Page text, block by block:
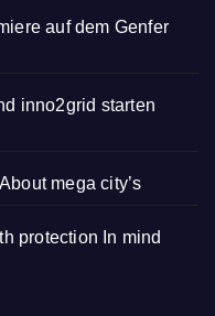
auf dem Genfer
inno2grid starten
mega city’s
protection In mind